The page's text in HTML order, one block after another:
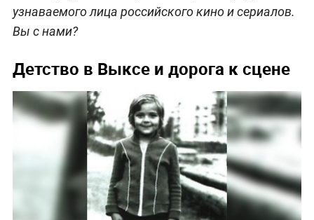
узнаваемого лица российского кино и сериалов.
Вы с нами?
Детство в Выксе и дорога к сцене